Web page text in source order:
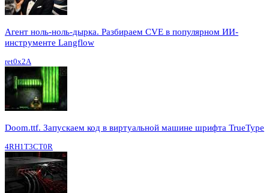
Агент ноль-ноль-дырка. Разбираем CVE в популярном ИИ-
инструменте Langflow
ret0x2A
Doom.ttf. Запускаем код в виртуальной машине шрифта TrueType
4RH1T3CT0R